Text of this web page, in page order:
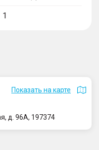
1
Показать на карте
д. 96А, 197374